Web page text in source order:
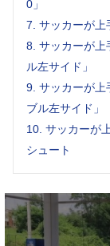
キャッチで
2方向作り
を飛び越え
この大きく
ーを受けに
受けてかわ
でしょうか。
手になって
0」
7. サッカーが
8. サッカーが
ル左サイド」
9. サッカーが
ブル左サイド」
10. サッカーが
シュート